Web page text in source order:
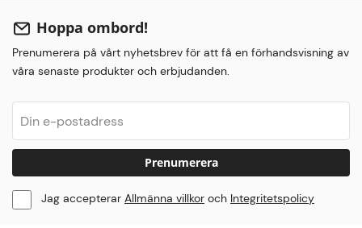
Hoppa ombord!
Prenumerera på vårt nyhetsbrev för att få en förhandsvisning av
våra senaste produkter och erbjudanden.
Prenumerera
Jag accepterar Allmänna villkor och Integritetspolicy